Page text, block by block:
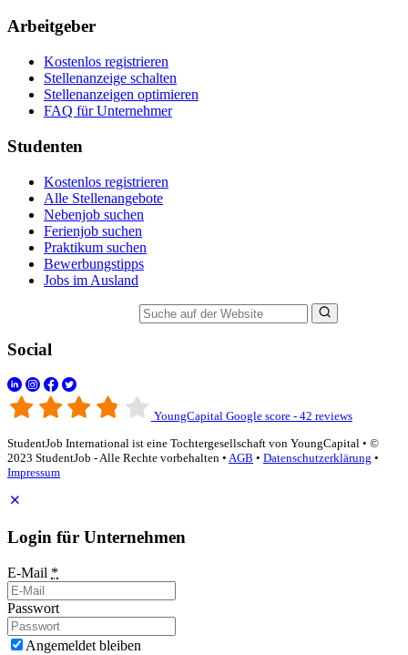
Arbeitgeber
Kostenlos registrieren
Stellenanzeige schalten
Stellenanzeigen optimieren
FAQ für Unternehmer
Studenten
Kostenlos registrieren
Alle Stellenangebote
Nebenjob suchen
Ferienjob suchen
Praktikum suchen
Bewerbungstipps
Jobs im Ausland
Social
YoungCapital Google score - 42 reviews
StudentJob International ist eine Tochtergesellschaft von YoungCapital • ©
2023 StudentJob - Alle Rechte vorbehalten • AGB • Datenschutzerklärung •
Impressum
Login für Unternehmen
E-Mail *
Passwort
Angemeldet bleiben